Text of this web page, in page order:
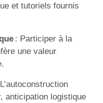
et tutoriels fournis
: Participer à la
une valeur
anticipation logistique